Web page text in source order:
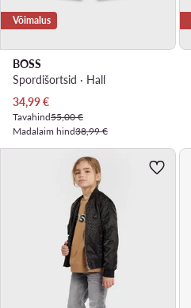
Võimalus
BOSS
Spordišortsid · Hall
Praegune hind
34,99€
Tavahind55,00 €
Madalaim hind38,99 €